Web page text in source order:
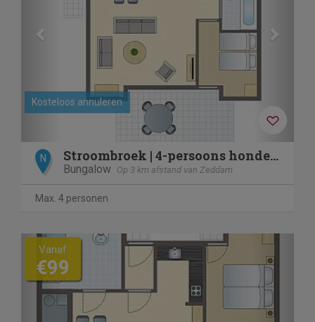
Kosteloos annuleren
N Stroombroek | 4-persoons hondenbungalow | 4CD
Bungalow Op 3 km afstand van Zeddam
Max. 4 personen
Previous
Vanaf
€99